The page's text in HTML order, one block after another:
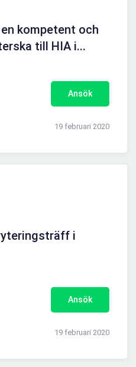
kompetent och
till HIA i...
Ansök
19 februari 2020
i
Ansök
19 februari 2020